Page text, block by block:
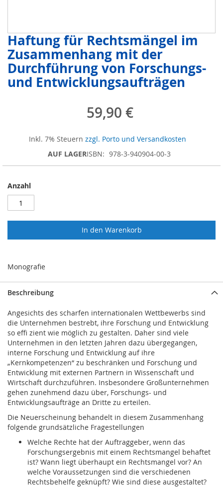
Haftung für Rechtsmängel im
Zusammenhang mit der
Durchführung von Forschungs-
und Entwicklungsaufträgen
59,90 €
Inkl. 7% Steuern zzgl. Porto und Versandkosten
AUF LAGERISBN 978-3-940904-00-3
Anzahl
In den Warenkorb
Monografie
Zum
Anfang
der
Bildergalerie
springen
Beschreibung
Angesichts des scharfen internationalen Wettbewerbs sind
die Unternehmen bestrebt, ihre Forschung und Entwicklung
so effi zient wie möglich zu gestalten. Daher sind viele
Unternehmen in den letzten Jahren dazu übergegangen,
interne Forschung und Entwicklung auf ihre
„Kernkompetenzen“ zu beschränken und Forschung und
Entwicklung mit externen Partnern in Wissenschaft und
Wirtschaft durchzuführen. Insbesondere Großunternehmen
gehen zunehmend dazu über, Forschungs- und
Entwicklungsaufträge an Dritte zu erteilen.
Die Neuerscheinung behandelt in diesem Zusammenhang
folgende grundsätzliche Fragestellungen
Welche Rechte hat der Auftraggeber, wenn das
Forschungsergebnis mit einem Rechtsmangel behaftet
ist? Wann liegt überhaupt ein Rechtsmangel vor? An
welche Voraussetzungen sind die verschiedenen
Rechtsbehelfe geknüpft? Wie sind diese ausgestaltet?